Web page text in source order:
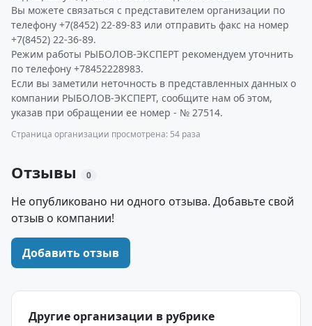
Вы можете связаться с представителем организации по
телефону +7(8452) 22-89-83 или отправить факс на номер
+7(8452) 22-36-89.
Режим работы РЫБОЛОВ-ЭКСПЕРТ рекомендуем уточнить
по телефону +78452228983.
Если вы заметили неточность в представленных данных о
компании РЫБОЛОВ-ЭКСПЕРТ, сообщите нам об этом,
указав при обращении ее номер - № 27514.
Страница организации просмотрена: 54 раза
Отзывы 0
Не опубликовано ни одного отзыва. Добавьте свой
отзыв о компании!
Добавить отзыв
Другие организации в рубрике